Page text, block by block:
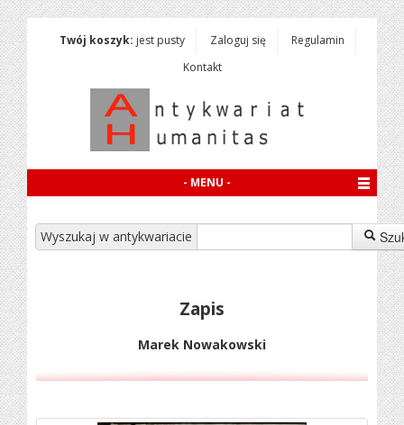
Twój koszyk: jest pusty Zaloguj się
Regulamin
Kontakt
- MENU -
Wyszukaj w antykwariacie
Zapis
Marek Nowakowski